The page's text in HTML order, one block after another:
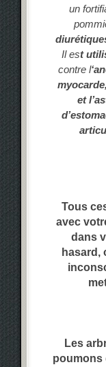
un
Il est
contre l
et
Tous
avec
dans
hasard,
Les
poumons